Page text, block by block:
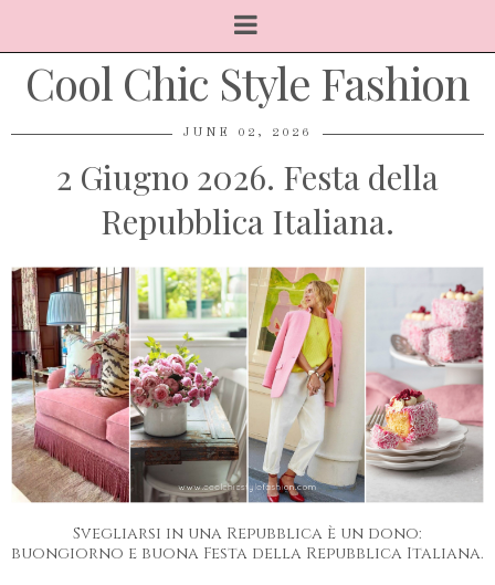
Cool Chic Style Fashion
JUNE 02, 2026
2 Giugno 2026. Festa della
Repubblica Italiana.
Svegliarsi in una Repubblica è un dono:
buongiorno e buona Festa della Repubblica Italiana.